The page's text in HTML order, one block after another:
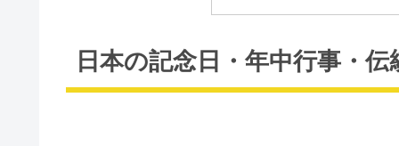
日本の記念日・年中行事・伝